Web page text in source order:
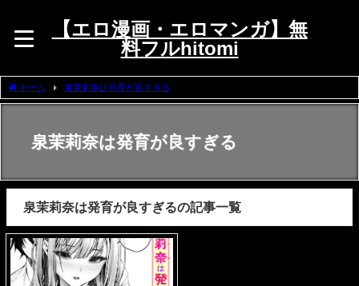
【エロ漫画・エロマンガ】無
料フルhitomi
ホーム 泉茉莉奈は発育が良すぎる
泉茉莉奈は発育が良すぎる
泉茉莉奈は発育が良すぎるの記事一覧